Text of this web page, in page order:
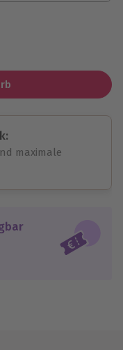
maximale
einlösbar.